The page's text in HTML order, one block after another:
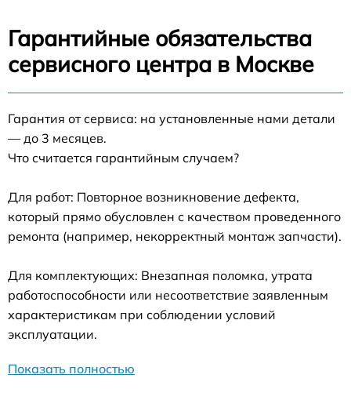
Гарантийные обязательства
сервисного центра в Москве
Гарантия от сервиса: на установленные нами детали
— до 3 месяцев.
Что считается гарантийным случаем?
Для работ: Повторное возникновение дефекта,
который прямо обусловлен с качеством проведенного
ремонта (например, некорректный монтаж запчасти).
Для комплектующих: Внезапная поломка, утрата
работоспособности или несоответствие заявленным
характеристикам при соблюдении условий
эксплуатации.
Показать полностью